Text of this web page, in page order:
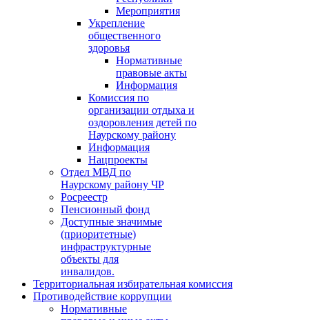
Мероприятия
Укрепление
общественного
здоровья
Нормативные
правовые акты
Информация
Комиссия по
организации отдыха и
оздоровления детей по
Наурскому району
Информация
Нацпроекты
Отдел МВД по
Наурскому району ЧР
Росреестр
Пенсионный фонд
Доступные значимые
(приоритетные)
инфраструктурные
объекты для
инвалидов.
Территориальная избирательная комиссия
Противодействие коррупции
Нормативные